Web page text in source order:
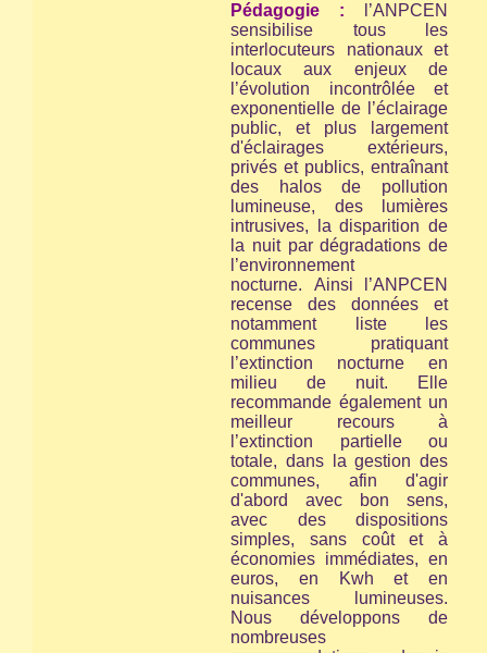
Pédagogie :
l’ANPCEN
sensibilise tous les
interlocuteurs nationaux et
locaux aux enjeux de
l’évolution incontrôlée et
exponentielle de l’éclairage
public, et plus largement
d'éclairages extérieurs,
privés et publics, entraînant
des halos de pollution
lumineuse, des lumières
intrusives, la disparition de
la nuit par dégradations de
l’environnement
nocturne. Ainsi l’ANPCEN
recense des données et
notamment liste les
communes pratiquant
l’extinction nocturne en
milieu de nuit. Elle
recommande également un
meilleur recours à
l’extinction partielle ou
totale, dans la gestion des
communes, afin d'agir
d'abord avec bon sens,
avec des dispositions
simples, sans coût et à
économies immédiates, en
euros, en Kwh et en
nuisances lumineuses.
Nous développons de
nombreuses